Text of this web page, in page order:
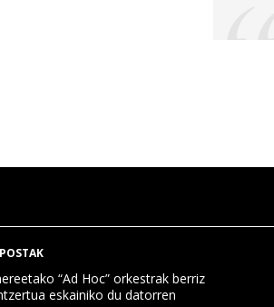
“Ad Hoc” orkestrak berriz
eskainiko du datorren